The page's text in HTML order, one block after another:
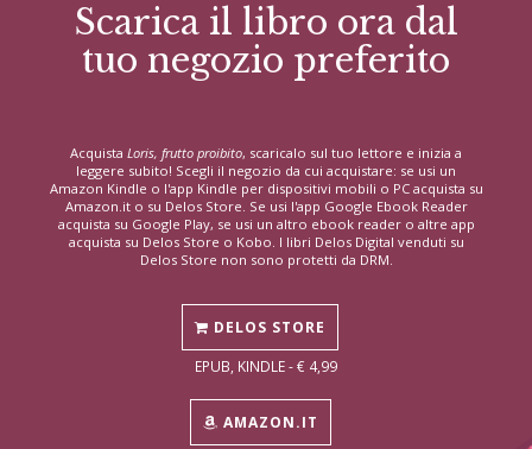
Scarica il libro ora dal
tuo negozio preferito
Acquista Loris, frutto proibito, scaricalo sul tuo lettore e inizia a
leggere subito! Scegli il negozio da cui acquistare: se usi un
Amazon Kindle o l'app Kindle per dispositivi mobili o PC acquista su
Amazon.it o su Delos Store. Se usi l'app Google Ebook Reader
acquista su Google Play, se usi un altro ebook reader o altre app
acquista su Delos Store o Kobo. I libri Delos Digital venduti su
Delos Store non sono protetti da DRM.
DELOS STORE
EPUB, KINDLE - € 4,99
AMAZON.IT